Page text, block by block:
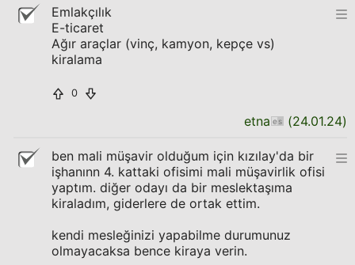
Emlakçılık
E-ticaret
Ağır araçlar (vinç, kamyon, kepçe vs)
kiralama
0
etna (24.01.24)
ben mali müşavir olduğum için kızılay'da bir
işhanınn 4. kattaki ofisimi mali müşavirlik ofisi
yaptım. diğer odayı da bir meslektaşıma
kiraladım, giderlere de ortak ettim.
kendi mesleğinizi yapabilme durumunuz
olmayacaksa bence kiraya verin.